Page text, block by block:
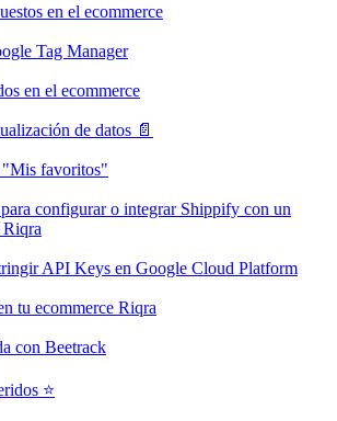
en el ecommerce
Tag Manager
en el ecommerce
de datos 📄
favoritos"
configurar o integrar Shippify con un
Riqra
API Keys en Google Cloud Platform
tu ecommerce Riqra
con Beetrack
⭐